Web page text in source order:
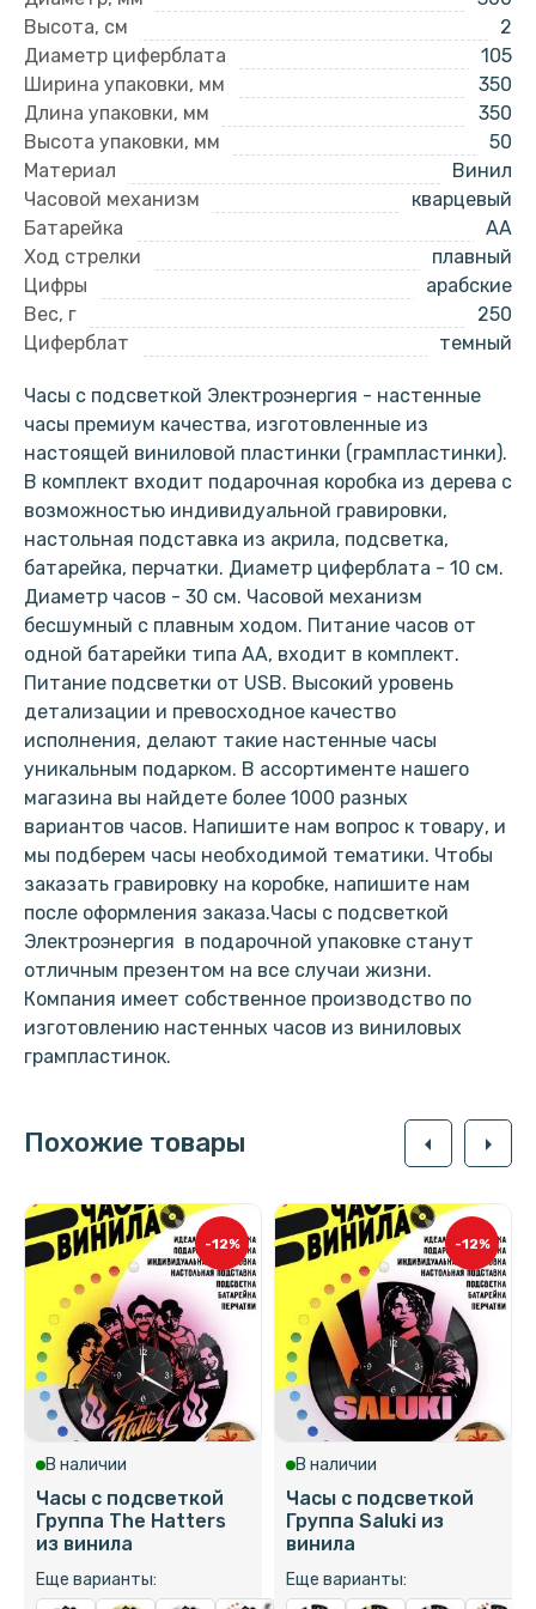
Высота, см
2
Диаметр циферблата
105
Ширина упаковки, мм
350
Длина упаковки, мм
350
Высота упаковки, мм
50
Материал
Винил
Часовой механизм
кварцевый
Батарейка
AA
Ход стрелки
плавный
Цифры
арабские
Вес, г
250
Циферблат
темный
Часы с подсветкой Электроэнергия - настенные
часы премиум качества, изготовленные из
настоящей виниловой пластинки (грампластинки).
В комплект входит подарочная коробка из дерева с
возможностью индивидуальной гравировки,
настольная подставка из акрила, подсветка,
батарейка, перчатки. Диаметр циферблата - 10 см.
Диаметр часов - 30 см. Часовой механизм
бесшумный с плавным ходом. Питание часов от
одной батарейки типа АА, входит в комплект.
Питание подсветки от USB. Высокий уровень
детализации и превосходное качество
исполнения, делают такие настенные часы
уникальным подарком. В ассортименте нашего
магазина вы найдете более 1000 разных
вариантов часов. Напишите нам вопрос к товару, и
мы подберем часы необходимой тематики. Чтобы
заказать гравировку на коробке, напишите нам
после оформления заказа.Часы с подсветкой
Электроэнергия в подарочной упаковке станут
отличным презентом на все случаи жизни.
Компания имеет собственное производство по
изготовлению настенных часов из виниловых
грампластинок.
Похожие товары arrow_left arrow_right
-12%
В наличии
Часы с подсветкой
Группа The Hatters
из винила
Еще варианты:
-12%
В наличии
Часы с подсветкой
Группа Saluki из
винила
Еще варианты: